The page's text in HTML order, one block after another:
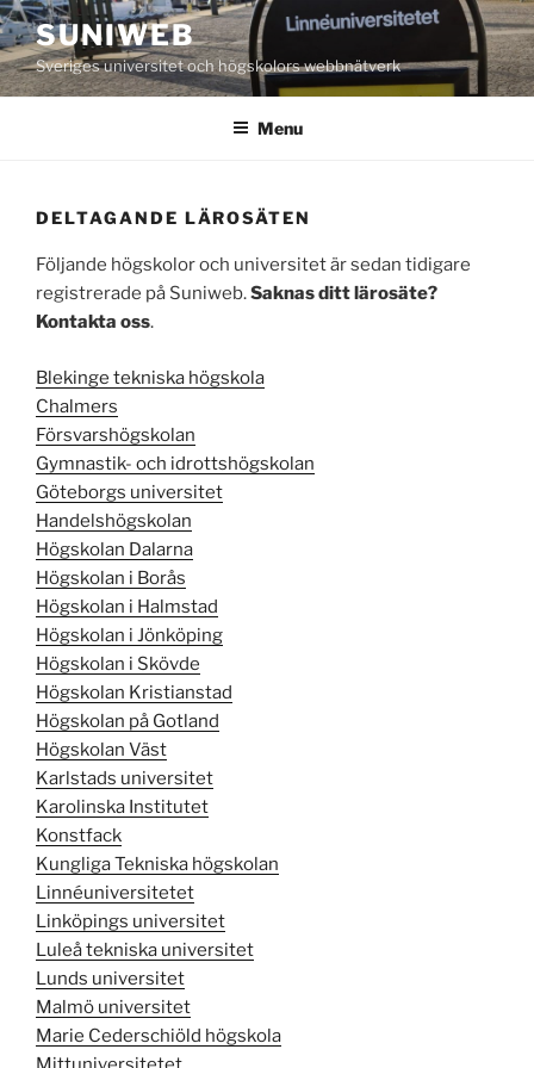
Skip
to
content
SUNIWEB
Sveriges universitet och högskolors webbnätverk
Menu
DELTAGANDE LÄROSÄTEN
Följande högskolor och universitet är sedan tidigare
registrerade på Suniweb.Saknas ditt lärosäte?
Kontakta oss.
Blekinge tekniska högskola
Chalmers
Försvarshögskolan
Gymnastik- och idrottshögskolan
Göteborgs universitet
Handelshögskolan
Högskolan Dalarna
Högskolan i Borås
Högskolan i Halmstad
Högskolan i Jönköping
Högskolan i Skövde
Högskolan Kristianstad
Högskolan på Gotland
Högskolan Väst
Karlstads universitet
Karolinska Institutet
Konstfack
Kungliga Tekniska högskolan
Linnéuniversitetet
Linköpings universitet
Luleå tekniska universitet
Lunds universitet
Malmö universitet
Marie Cederschiöld högskola